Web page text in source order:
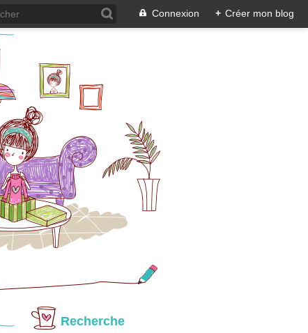
Connexion + Créer mon blog
Recherche